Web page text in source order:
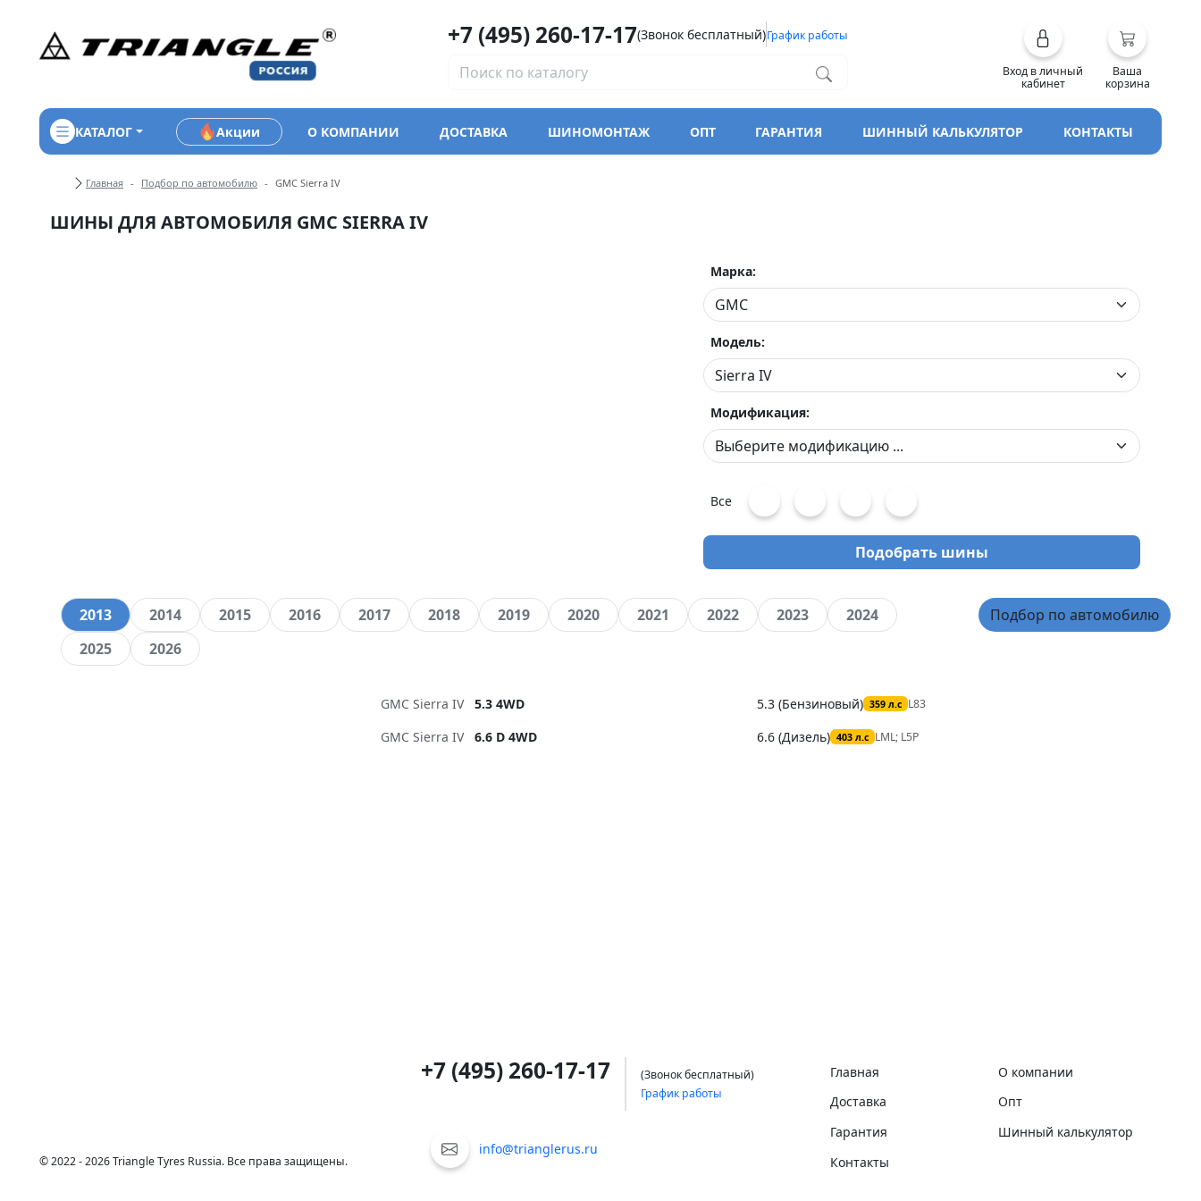
+7 (495) 260-17-17(Звонок бесплатный)График работы
Вход в личный
кабинет
Ваша
корзина
КАТАЛОГ Акции О КОМПАНИИ ДОСТАВКА ШИНОМОНТАЖ ОПТ ГАРАНТИЯ ШИННЫЙ КАЛЬКУЛЯТОР КОНТАКТЫ
Хлебные крошки
Главная Подбор по автомобилю GMC Sierra IV
ШИНЫ ДЛЯ АВТОМОБИЛЯ GMC SIERRA IV
Марка:
Модель:
Модификация:
Все
Подобрать шины
2013 2014 2015 2016 2017 2018 2019 2020 2021 2022 2023
2024
2025
2026
Подбор по автомобилю
GMC Sierra IV 5.3 4WD 5.3 (Бензиновый) 359 л.с L83
GMC Sierra IV 6.6 D 4WD 6.6 (Дизель) 403 л.с LML; L5P
© 2022 - 2026 Triangle Tyres Russia. Все права защищены.
+7 (495) 260-17-17
(Звонок бесплатный)
График работы
info@trianglerus.ru
Главная
О компании
Доставка
Опт
Гарантия
Шинный калькулятор
Контакты